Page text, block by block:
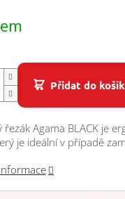
Přidat do
řezák Agama BLACK je
je ideální v případě